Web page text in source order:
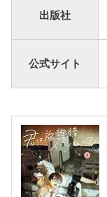
出版社
公式サイト